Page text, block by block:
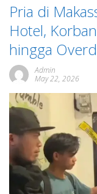
Pria di
Hotel,
hingga
Admin
May 22, 2026